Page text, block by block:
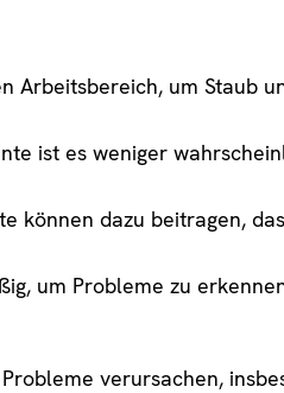
Arbeitsbereich, um Staub
ist es weniger
können dazu beitragen,
um Probleme zu
verursachen,